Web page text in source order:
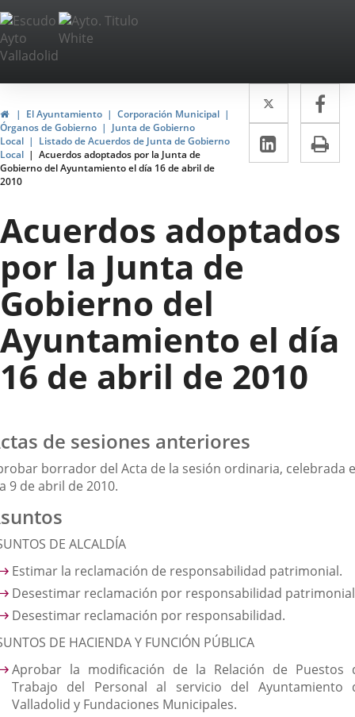
Saltar al contenido
Portal
Web
del
Ayuntamiento
de
Valladolid
InicioEl Ayuntamiento
Corporación Municipal
Órganos de Gobierno
Junta de Gobierno
Local
Listado de Acuerdos de Junta de Gobierno
Local
Acuerdos adoptados por la Junta de
Gobierno del Ayuntamiento el día 16 de abril de
2010
Twitter
Enlace
a
una
a
LinkedIn
Enlace
a
externa.
Acuerdos adoptados
por la Junta de
Gobierno del
Ayuntamiento el día
16 de abril de 2010
de sesiones anteriores
borrador del Acta de la sesión ordinaria, celebrada
9 de abril de 2010.
DE ALCALDÍA
Estimar la reclamación de responsabilidad patrimonial.
Desestimar reclamación por responsabilidad
Desestimar reclamación por responsabilidad.
DE HACIENDA Y FUNCIÓN PÚBLICA
Aprobar la modificación de la Relación de Puestos
Trabajo del Personal al servicio del Ayuntamiento
Valladolid y Fundaciones Municipales.